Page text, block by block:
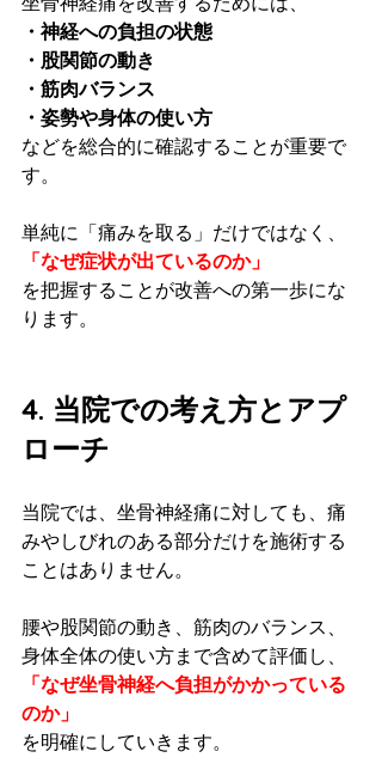
・神経への負担の状態
・股関節の動き
・筋肉バランス
・姿勢や身体の使い方
などを総合的に確認することが重要で
す。
単純に「痛みを取る」だけではなく、
「なぜ症状が出ているのか」
を把握することが改善への第一歩にな
ります。
4. 当院での考え方とアプ
ローチ
当院では、坐骨神経痛に対しても、痛
みやしびれのある部分だけを施術する
ことはありません。
腰や股関節の動き、筋肉のバランス、
身体全体の使い方まで含めて評価し、
「なぜ坐骨神経へ負担がかかっている
のか」
を明確にしていきます。